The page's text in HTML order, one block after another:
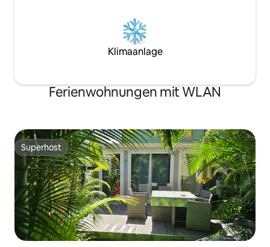
Klimaanlage
Ferienwohnungen mit WLAN
Superhost
Superhost